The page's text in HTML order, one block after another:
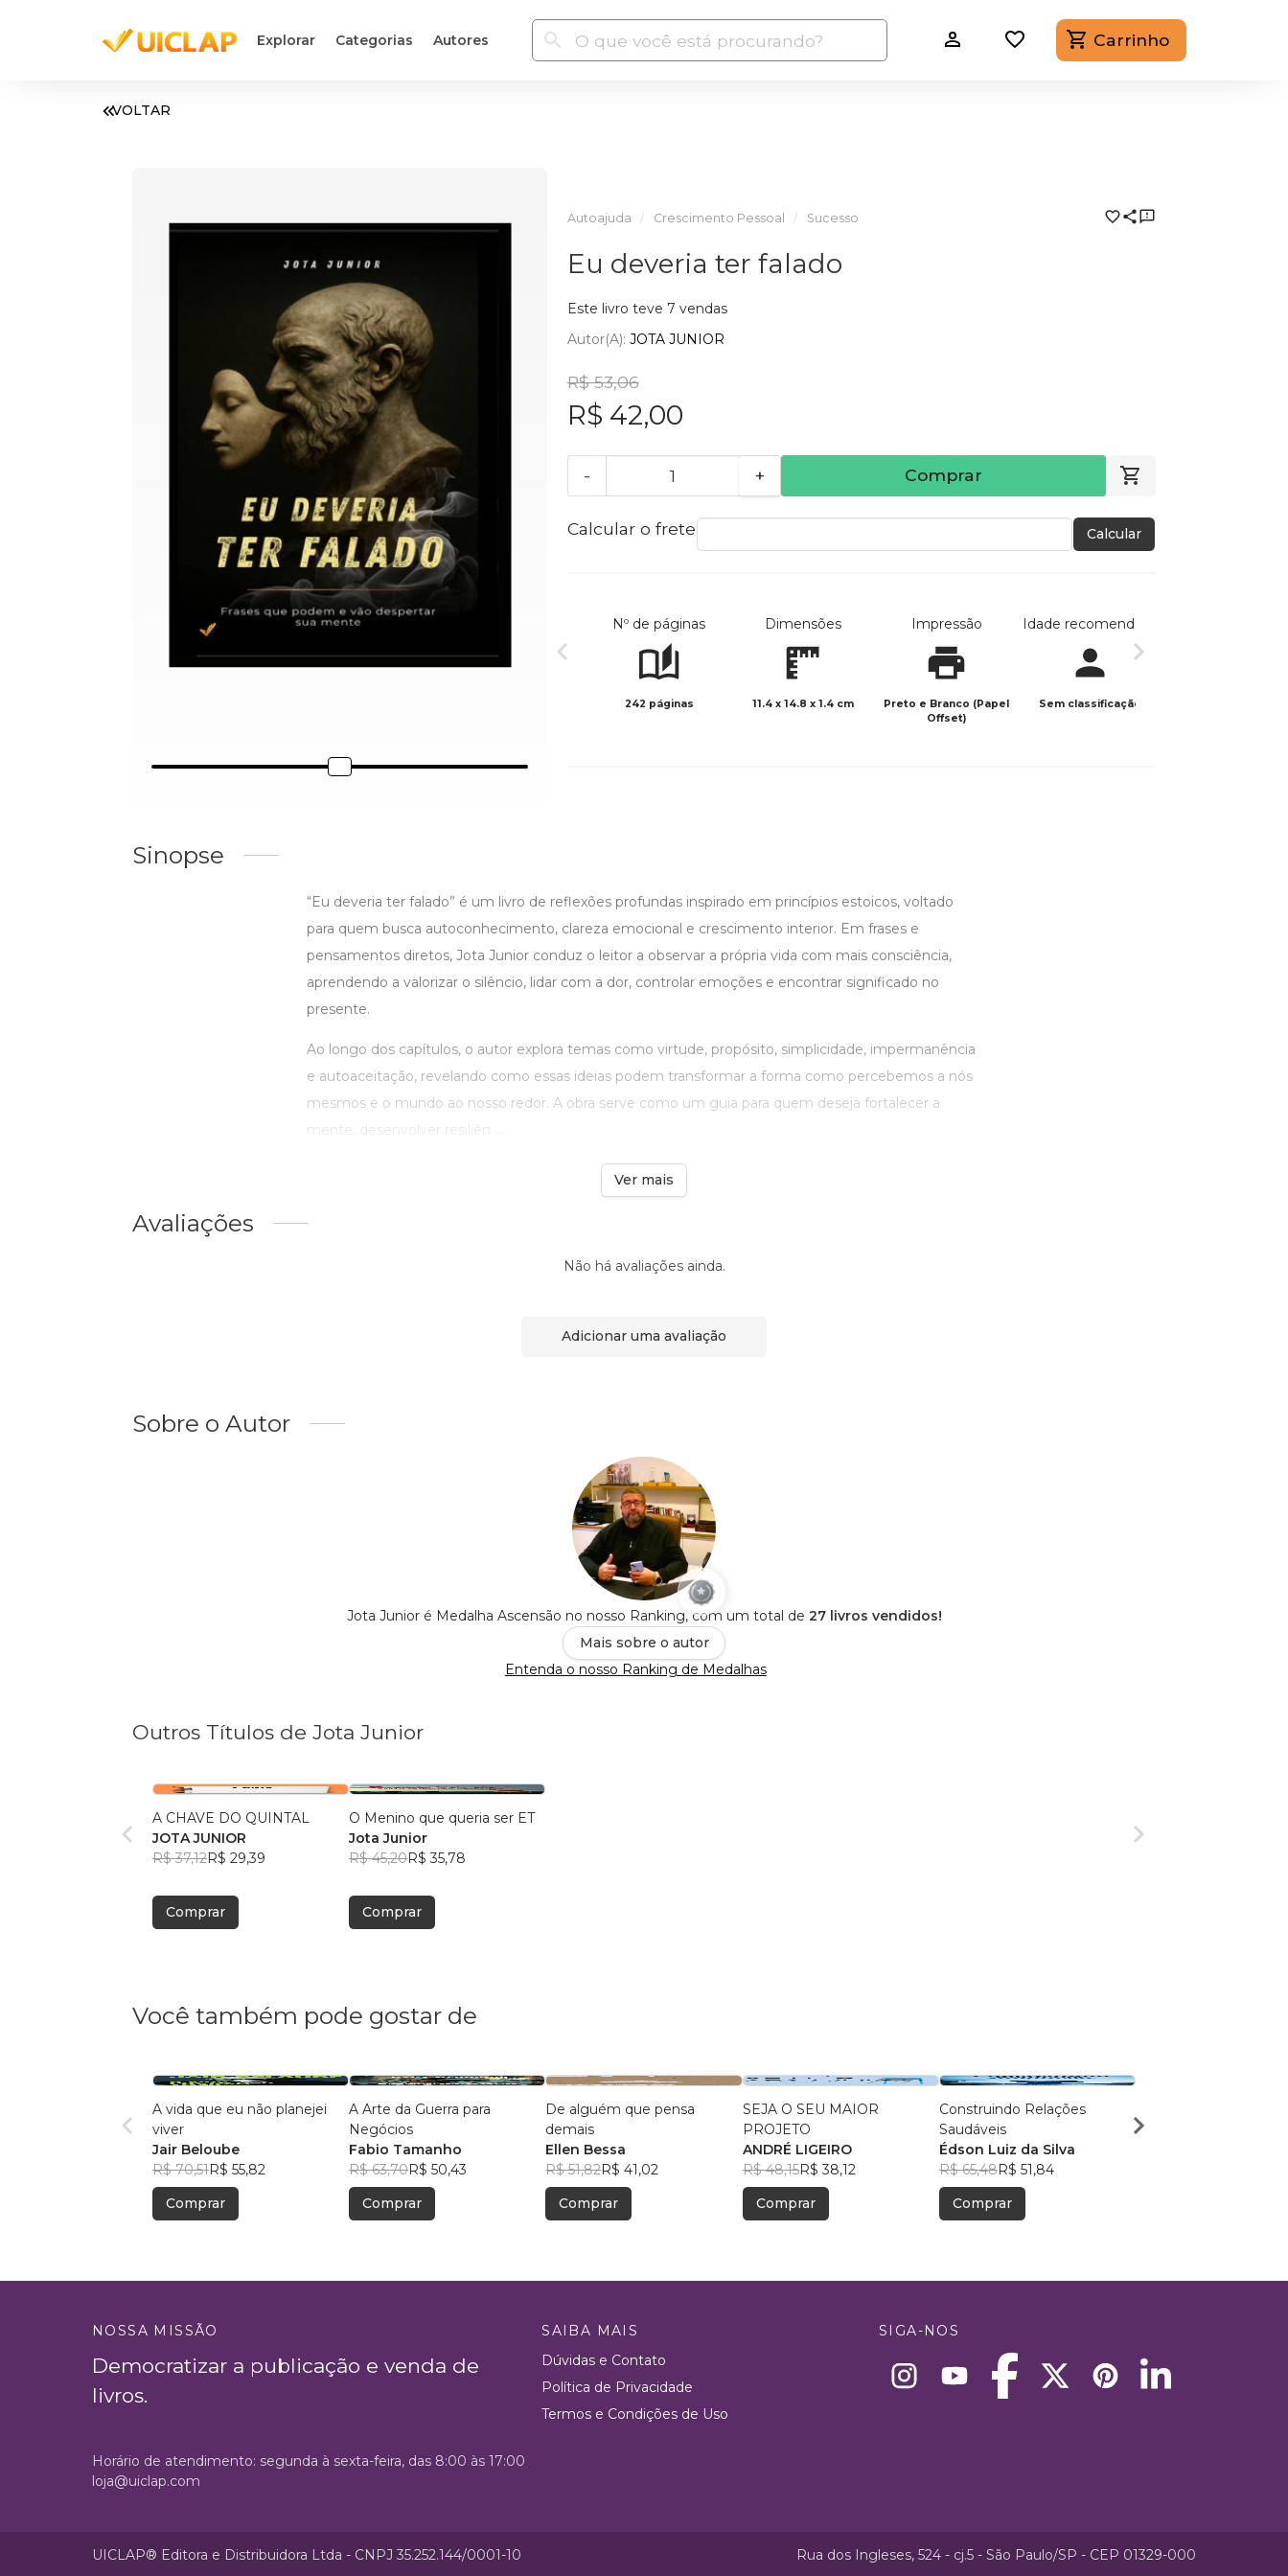
Explorar Categorias Autores Carrinho
VOLTAR
Autoajuda Crescimento Pessoal Sucesso
Eu deveria ter falado
Este livro teve 7 vendas
Autor(a): JOTA JUNIOR
R$ 53,06
R$ 42,00
- + Comprar
Calcular o frete Calcular
Nº de páginas
242 páginas
Dimensões
11.4 x 14.8 x 1.4 cm
Impressão
Preto e Branco (Papel
Offset)
Idade recomendada
Sem classificação
Sinopse
“Eu deveria ter falado” é um livro de reflexões profundas inspirado em princípios estoicos, voltado
para quem busca autoconhecimento, clareza emocional e crescimento interior. Em frases e
pensamentos diretos, Jota Junior conduz o leitor a observar a própria vida com mais consciência,
aprendendo a valorizar o silêncio, lidar com a dor, controlar emoções e encontrar significado no
presente.
Ao longo dos capítulos, o autor explora temas como virtude, propósito, simplicidade, impermanência
e autoaceitação, revelando como essas ideias podem transformar a forma como percebemos a nós
mesmos e o mundo ao nosso redor. A obra serve como um guia para quem deseja fortalecer a
mente, desenvolver resiliên ...
Ver mais
Avaliações
Não há avaliações ainda.
Adicionar uma avaliação
Sobre o Autor
Jota Junior é Medalha Ascensão no nosso Ranking, com um total de 27 livros vendidos!
Mais sobre o autor
Entenda o nosso Ranking de Medalhas
Outros Títulos de Jota Junior
A CHAVE DO QUINTAL
JOTA JUNIOR
R$ 37,12R$ 29,39
Comprar
O Menino que queria ser ET
Jota Junior
R$ 45,20R$ 35,78
Comprar
Você também pode gostar de
A vida que eu não planejei
viver
Jair Beloube
R$ 70,51R$ 55,82
Comprar
A Arte da Guerra para
Negócios
Fabio Tamanho
R$ 63,70R$ 50,43
Comprar
De alguém que pensa
demais
Ellen Bessa
R$ 51,82R$ 41,02
Comprar
SEJA O SEU MAIOR
PROJETO
ANDRÉ LIGEIRO
R$ 48,15R$ 38,12
Comprar
Construindo Relações
Saudáveis
Édson Luiz da Silva
R$ 65,48R$ 51,84
Comprar
Princípios para o
NOSSA MISSÃO
Democratizar a publicação e venda de
livros.
SAIBA MAIS
Dúvidas e Contato
Política de Privacidade
Termos e Condições de Uso
SIGA-NOS
Horário de atendimento: segunda à sexta-feira, das 8:00 às 17:00
loja@uiclap.com
UICLAP® Editora e Distribuidora Ltda - CNPJ 35.252.144/0001-10 Rua dos Ingleses, 524 - cj.5 - São Paulo/SP - CEP 01329-000